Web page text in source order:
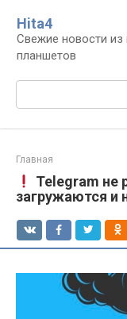
контенту
Нita4
Свежие новости из
планшетов
Поиск:
Главная
Telegram не
загружаются и